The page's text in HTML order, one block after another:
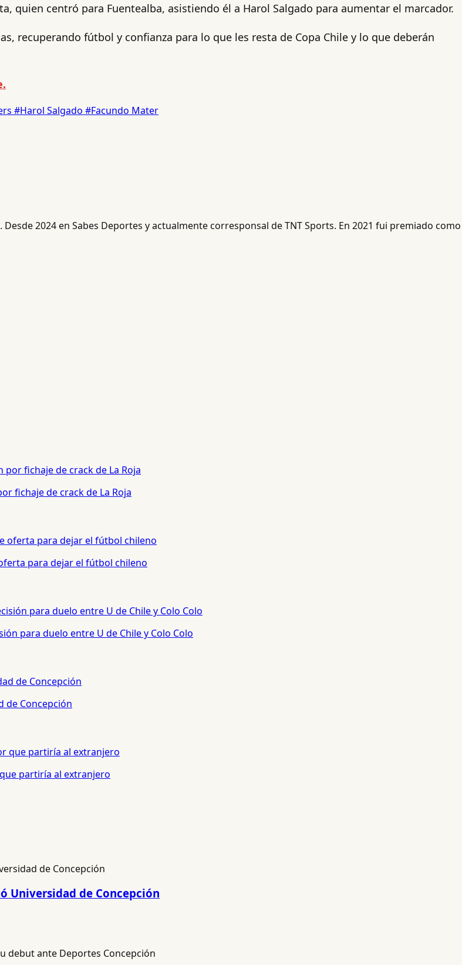
quien centró para Fuentealba, asistiendo él a Harol Salgado para aumentar el marcador.
recuperando fútbol y confianza para lo que les resta de Copa Chile y lo que deberán
#Harol Salgado #Facundo Mater
2024 en Sabes Deportes y actualmente corresponsal de TNT Sports. En 2021 fui premiado como
fichaje de crack de La Roja
para dejar el fútbol chileno
para duelo entre U de Chile y Colo Colo
de Concepción
partiría al extranjero
Universidad de Concepción